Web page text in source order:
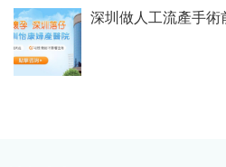
深圳做人工流產手術